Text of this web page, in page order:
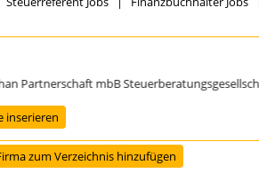
mbB
inserieren
zum Verzeichnis hinzufügen